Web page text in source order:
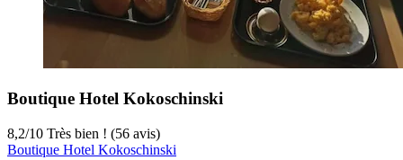
Boutique Hotel Kokoschinski
8,2/10 Très bien ! (56 avis)
Boutique Hotel Kokoschinski